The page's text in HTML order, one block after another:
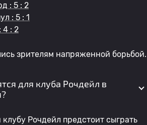
: 5 : 2
: 5 : 1
4 : 2
зрителям напряженной борьбой.
для клуба Рочдейл в
Рочдейл предстоит сыграть